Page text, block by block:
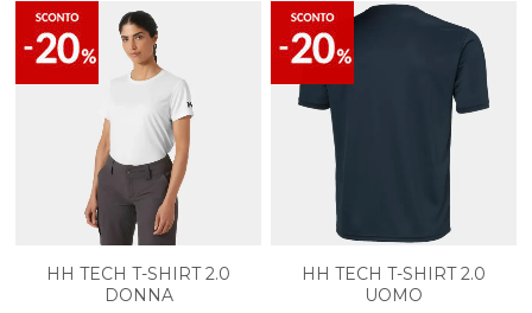
HH TECH T-SHIRT 2.0
DONNA
HH TECH T-SHIRT 2.0
UOMO